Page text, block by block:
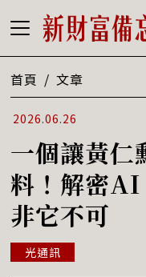
首頁 / 文章
2026.06.26
一個讓黃仁
料！解密AI
非它不可
光通訊